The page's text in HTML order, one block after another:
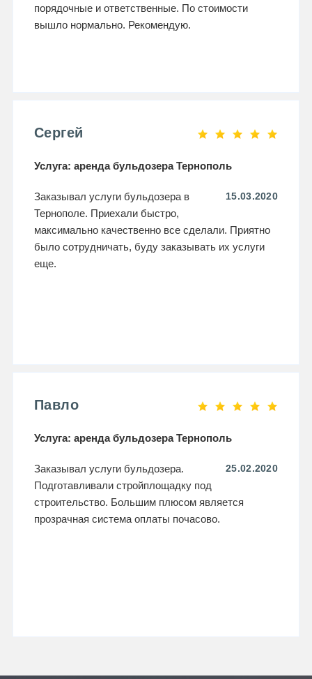
порядочные и ответственные. По стоимости
вышло нормально. Рекомендую.
Сергей
Услуга: аренда бульдозера Тернополь
15.03.2020
Заказывал услуги бульдозера в
Тернополе. Приехали быстро,
максимально качественно все сделали. Приятно
было сотрудничать, буду заказывать их услуги
еще.
Павло
Услуга: аренда бульдозера Тернополь
25.02.2020
Заказывал услуги бульдозера.
Подготавливали стройплощадку под
строительство. Большим плюсом является
прозрачная система оплаты почасово.